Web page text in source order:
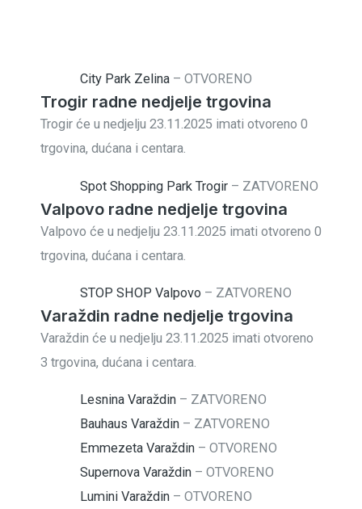
City Park Zelina –OTVORENO
Trogir radne nedjelje trgovina
Trogir će u nedjelju 23.11.2025 imati otvoreno 0
trgovina, dućana i centara.
Spot Shopping Park Trogir – ZATVORENO
Valpovo radne nedjelje trgovina
Valpovo će u nedjelju 23.11.2025 imati otvoreno 0
trgovina, dućana i centara.
STOP SHOP Valpovo – ZATVORENO
Varaždin radne nedjelje trgovina
Varaždin će u nedjelju 23.11.2025 imati otvoreno
3 trgovina, dućana i centara.
Lesnina Varaždin – ZATVORENO
Bauhaus Varaždin – ZATVORENO
Emmezeta Varaždin –OTVORENO
Supernova Varaždin –OTVORENO
Lumini Varaždin –OTVORENO